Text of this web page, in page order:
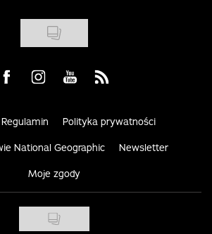
Visit us on Facebook
Visit us on Instagram
Visit us on Youtube
Visit us on Rss
Regulamin Polityka prywatności
National Geographic Newsletter
Moje zgody